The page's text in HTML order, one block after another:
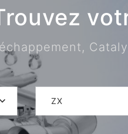
ZX